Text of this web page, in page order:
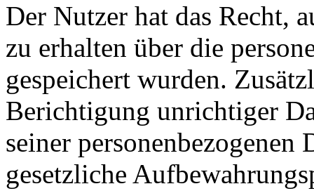
Der Nutzer hat das Recht,
zu erhalten über die
gespeichert wurden.
Berichtigung unrichtiger
seiner personenbezogenen
gesetzliche